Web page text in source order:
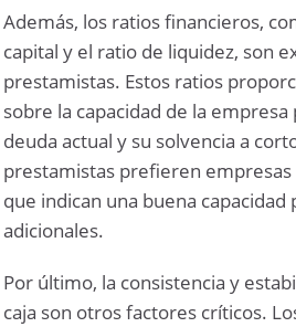
Además, los ratios financieros,
capital y el ratio de liquidez, son
prestamistas. Estos ratios
sobre la capacidad de la empresa
deuda actual y su solvencia a
prestamistas prefieren
que indican una buena
adicionales.
Por último, la consistencia y
caja son otros factores críticos.